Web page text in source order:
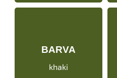
BARVA
khaki